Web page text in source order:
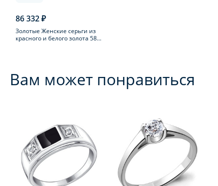
86 332 ₽
Золотые Женские серьги из
красного и белого золота 585
Вам может понравиться